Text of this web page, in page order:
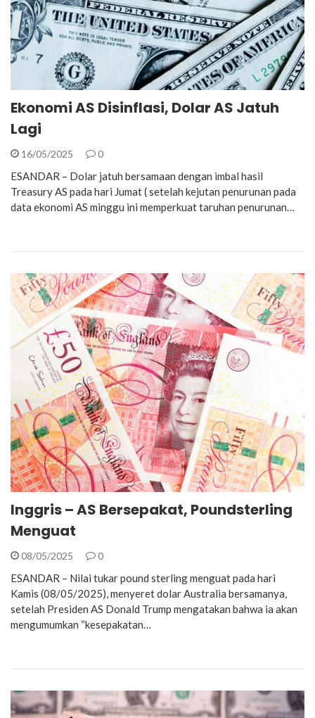
Ekonomi AS Disinflasi, Dolar AS Jatuh
Lagi
16/05/2025 0
ESANDAR – Dolar jatuh bersamaan dengan imbal hasil
Treasury AS pada hari Jumat ( setelah kejutan penurunan pada
data ekonomi AS minggu ini memperkuat taruhan penurunan…
Inggris – AS Bersepakat, Poundsterling
Menguat
08/05/2025 0
ESANDAR – Nilai tukar pound sterling menguat pada hari
Kamis (08/05/2025), menyeret dolar Australia bersamanya,
setelah Presiden AS Donald Trump mengatakan bahwa ia akan
mengumumkan “kesepakatan…